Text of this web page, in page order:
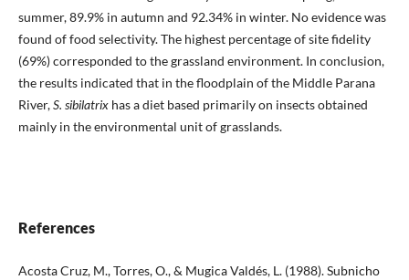
summer, 89.9% in autumn and 92.34% in winter. No evidence was
found of food selectivity. The highest percentage of site fidelity
(69%) corresponded to the grassland environment. In conclusion,
the results indicated that in the floodplain of the Middle Parana
River,S. sibilatrixhas a diet based primarily on insects obtained
mainly in the environmental unit of grasslands.
References
Acosta Cruz, M., Torres, O., & Mugica Valdés, L. (1988). Subnicho